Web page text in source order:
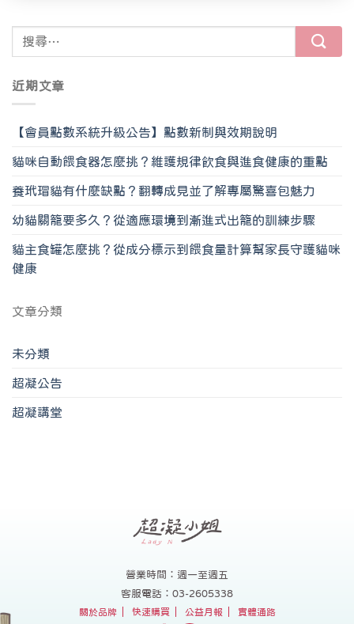
近期文章
【會員點數系統升級公告】點數新制與效期說明
貓咪自動餵食器怎麼挑？維護規律飲食與進食健康的重點
養玳瑁貓有什麼缺點？翻轉成見並了解專屬驚喜包魅力
幼貓關籠要多久？從適應環境到漸進式出籠的訓練步驟
貓主食罐怎麼挑？從成分標示到餵食量計算幫家長守護貓咪
健康
文章分類
未分類
超凝公告
超凝講堂
營業時間：週一至週五
客服電話：03-2605338
關於品牌 快速購買 公益月報 實體通路